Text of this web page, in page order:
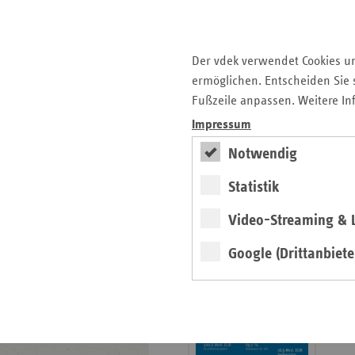
Der vdek verwendet Cookies
ermöglichen. Entscheiden
Fußzeile anpassen. Weitere
Impressum
Notwendig
Statistik
Video-Streaming &
Google
Archiv
Impressum Magazin
Informationen
erschienen
Broschüre